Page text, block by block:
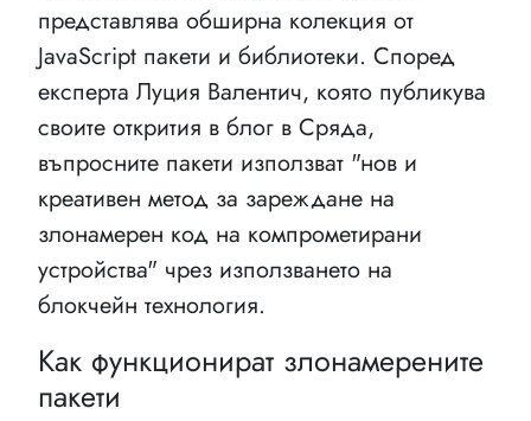
представлява обширна колекция от
JavaScript пакети и библиотеки. Според
експерта Луция Валентич, която публикува
своите открития в блог в Сряда,
въпросните пакети използват "нов и
креативен метод за зареждане на
злонамерен код на компрометирани
устройства" чрез използването на
блокчейн технология.
Как функционират злонамерените
пакети